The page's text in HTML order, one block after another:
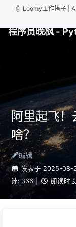
🤖 Loomy工作搭子 |
程序员晚枫 -
阿里起飞！
啥？
编辑
发表于 2025-08-
计: 366 | 阅读时